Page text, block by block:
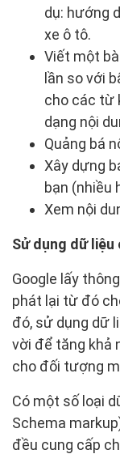
dụ: hướng
xe ô tô.
Viết một
lần so với
cho các từ
dạng nội
Quảng bá
Xây dựng
bạn (nhiều
Xem nội
Sử dụng dữ
Google lấy
phát lại từ đó
đó, sử dụng dữ
vời để tăng khả
cho đối tượng
Có một số loại
Schema
đều cung cấp